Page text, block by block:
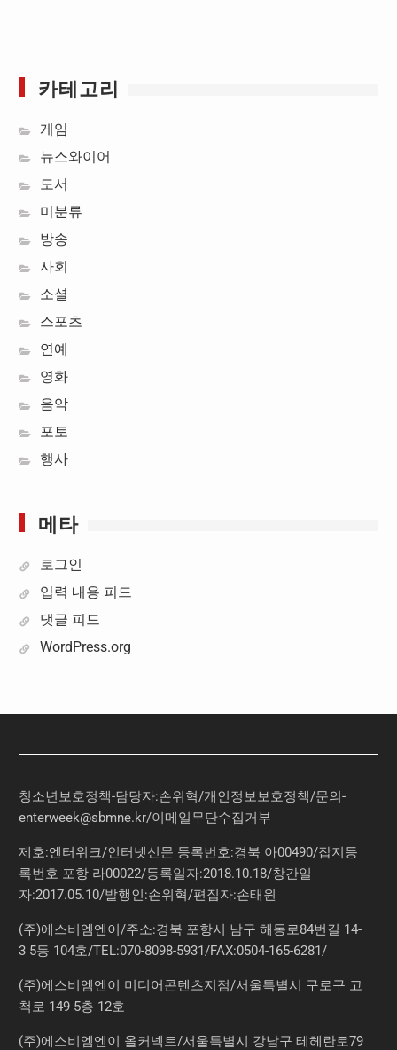
카테고리
게임
뉴스와이어
도서
미분류
방송
사회
소셜
스포츠
연예
영화
음악
포토
행사
메타
로그인
입력 내용 피드
댓글 피드
WordPress.org
청소년보호정책-담당자:손위혁/개인정보보호정책/문의-
enterweek@sbmne.kr/이메일무단수집거부
제호:엔터위크/인터넷신문 등록번호:경북 아00490/잡지등
록번호 포항 라00022/등록일자:2018.10.18/창간일
자:2017.05.10/발행인:손위혁/편집자:손태원
(주)에스비엠엔이/주소:경북 포항시 남구 해동로84번길 14-
3 5동 104호/TEL:070-8098-5931/FAX:0504-165-6281/
(주)에스비엠엔이 미디어콘텐츠지점/서울특별시 구로구 고
척로 149 5층 12호
(주)에스비엠엔이 올커넥트/서울특별시 강남구 테헤란로79